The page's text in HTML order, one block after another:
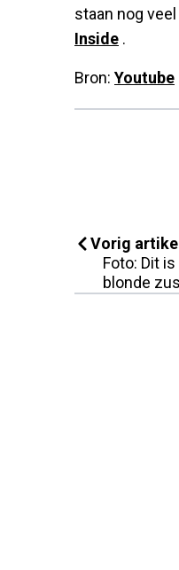
staan nog
Inside .
Bron: Youtube
Vorig artikel
Foto: Dit
blonde